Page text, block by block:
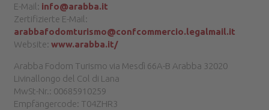
E-Mail: info@arabba.it
Zertifizierte E-Mail:
arabbafodomturismo@confcommercio.legalmail.it
Website:www.arabba.it/
Arabba Fodom Turismo via Mesdì 66A-B Arabba 32020
Livinallongo del Col di Lana
MwSt-Nr.: 00685910259
Empfängercode: T04ZHR3